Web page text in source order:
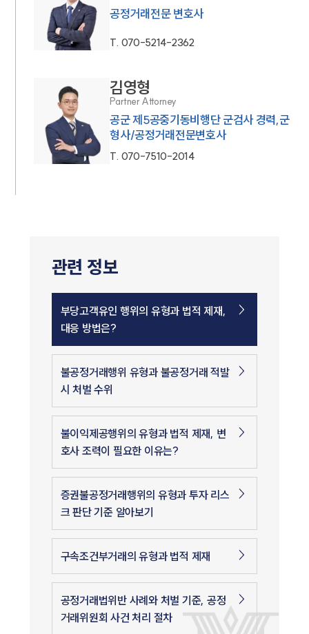
인재채용
만화로 보는 사례
공정거래전문 변호사
T. 070-5214-2362
김영형
Partner Attorney
공군 제5공중기동비행단 군검사 경력,군
형사/공정거래전문변호사
T. 070-7510-2014
관련 정보
부당고객유인 행위의 유형과 법적 제재,
대응 방법은?
불공정거래행위 유형과 불공정거래 적발
시 처벌 수위
불이익제공행위의 유형과 법적 제재, 변
호사 조력이 필요한 이유는?
증권불공정거래행위의 유형과 투자 리스
크 판단 기준 알아보기
구속조건부거래의 유형과 법적 제재
공정거래법위반 사례와 처벌 기준, 공정
거래위원회 사건 처리 절차